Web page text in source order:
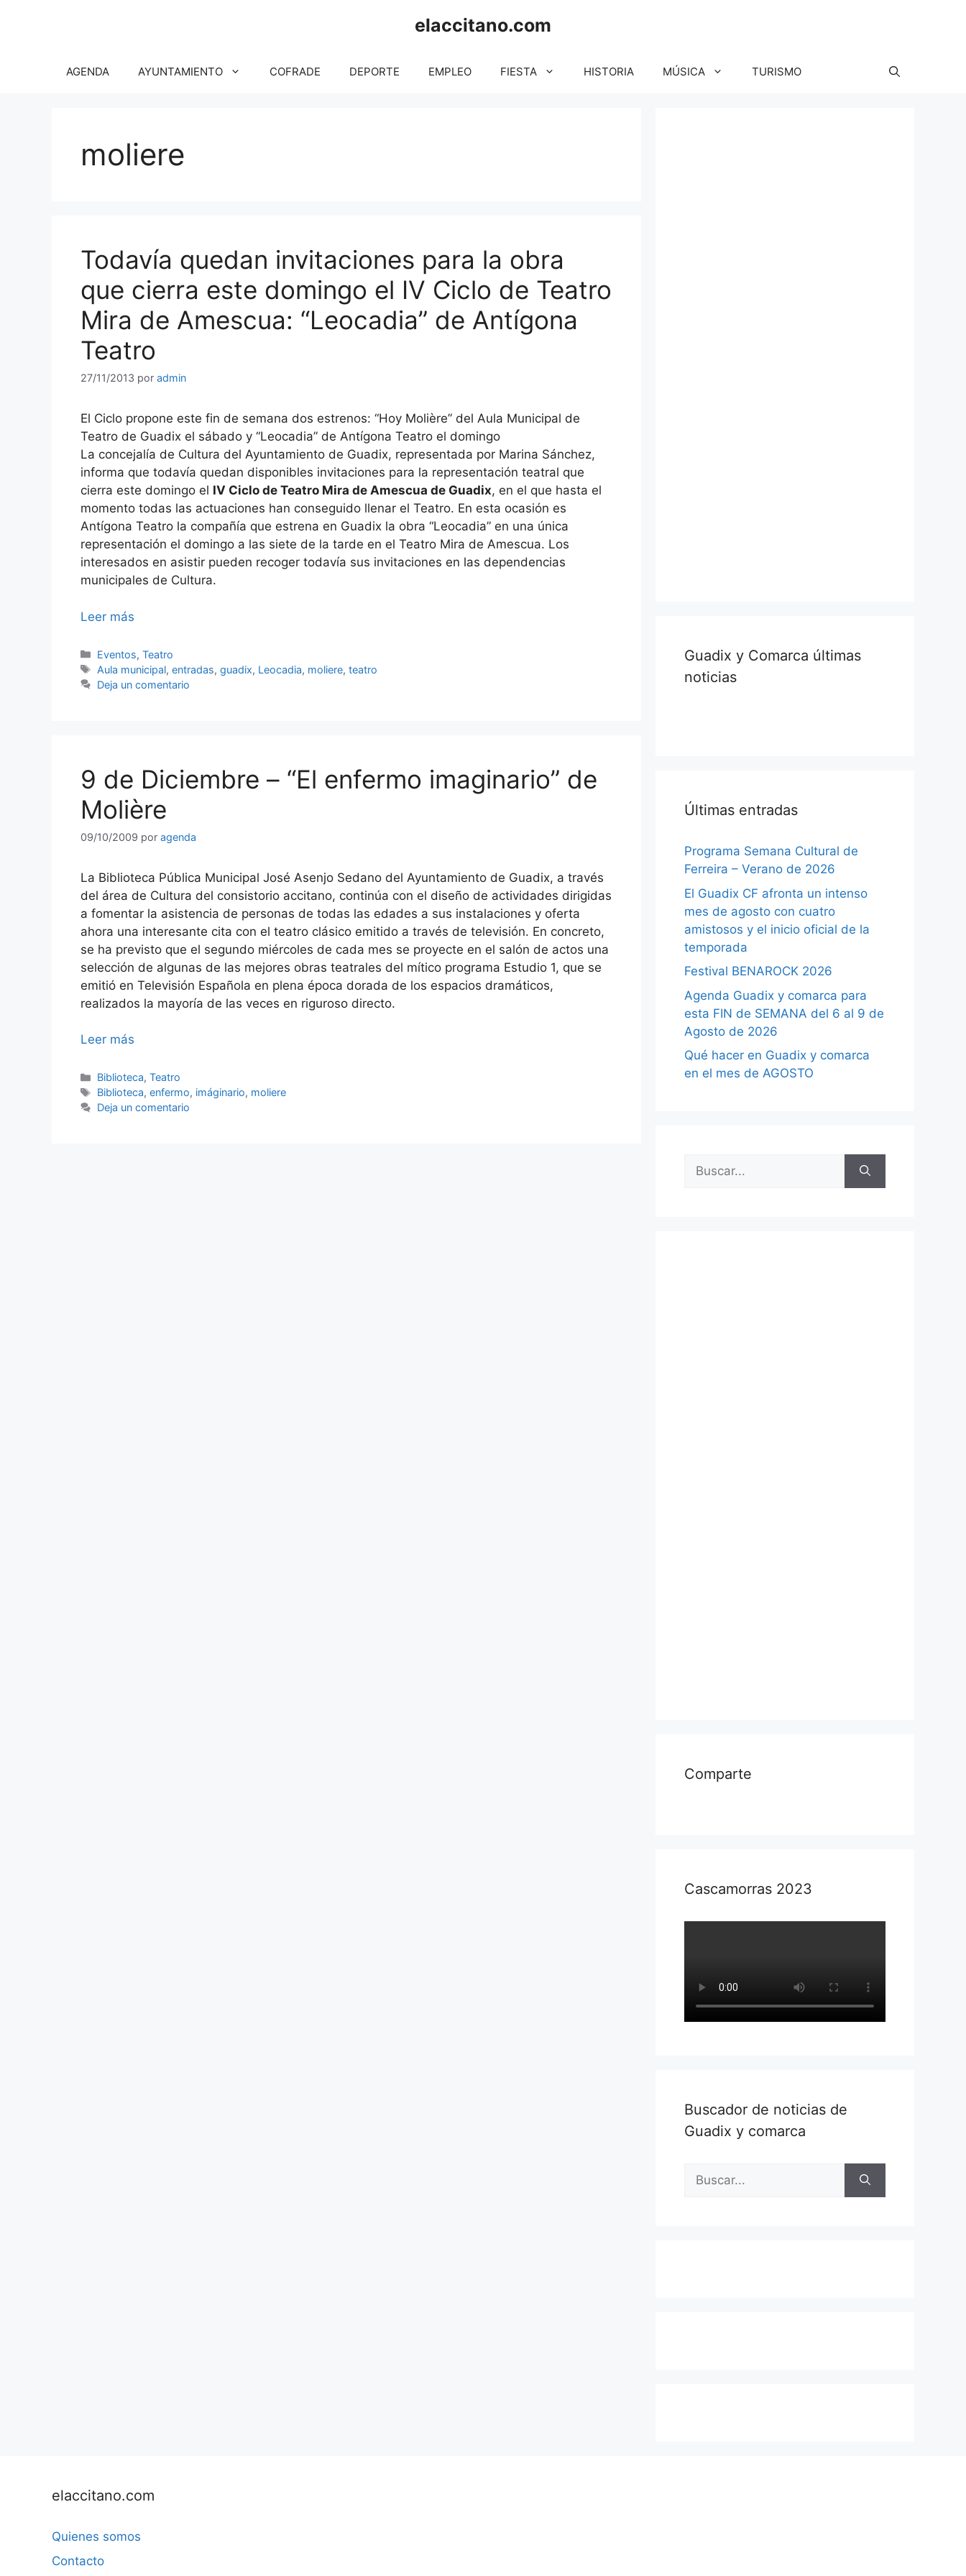
elaccitano.com
AGENDA AYUNTAMIENTO COFRADE DEPORTE EMPLEO FIESTA HISTORIA MÚSICA TURISMO
moliere
Todavía quedan invitaciones para la obra
que cierra este domingo el IV Ciclo de Teatro
Mira de Amescua: “Leocadia” de Antígona
Teatro
27/11/2013 por admin
El Ciclo propone este fin de semana dos estrenos: “Hoy Molière” del Aula Municipal de
Teatro de Guadix el sábado y “Leocadia” de Antígona Teatro el domingo
La concejalía de Cultura del Ayuntamiento de Guadix, representada por Marina Sánchez,
informa que todavía quedan disponibles invitaciones para la representación teatral que
cierra este domingo el IV Ciclo de Teatro Mira de Amescua de Guadix, en el que hasta el
momento todas las actuaciones han conseguido llenar el Teatro. En esta ocasión es
Antígona Teatro la compañía que estrena en Guadix la obra “Leocadia” en una única
representación el domingo a las siete de la tarde en el Teatro Mira de Amescua. Los
interesados en asistir pueden recoger todavía sus invitaciones en las dependencias
municipales de Cultura.
Leer más
Categorías
Eventos,Teatro
Etiquetas
Aula municipal,entradas,guadix, Leocadia, moliere,teatro
Deja un comentario
9 de Diciembre – “El enfermo imaginario” de
Molière
09/10/2009 por agenda
La Biblioteca Pública Municipal José Asenjo Sedano del Ayuntamiento de Guadix, a través
del área de Cultura del consistorio accitano, continúa con el diseño de actividades dirigidas
a fomentar la asistencia de personas de todas las edades a sus instalaciones y oferta
ahora una interesante cita con el teatro clásico emitido a través de televisión. En concreto,
se ha previsto que el segundo miércoles de cada mes se proyecte en el salón de actos una
selección de algunas de las mejores obras teatrales del mítico programa Estudio 1, que se
emitió en Televisión Española en plena época dorada de los espacios dramáticos,
realizados la mayoría de las veces en riguroso directo.
Leer más
Categorías
Biblioteca,Teatro
Etiquetas
Biblioteca,enfermo, imáginario, moliere
Deja un comentario
Guadix y Comarca últimas
noticias
Últimas entradas
Programa Semana Cultural de
Ferreira – Verano de 2026
El Guadix CF afronta un intenso
mes de agosto con cuatro
amistosos y el inicio oficial de la
temporada
Festival BENAROCK 2026
Agenda Guadix y comarca para
esta FIN de SEMANA del 6 al 9 de
Agosto de 2026
Qué hacer en Guadix y comarca
en el mes de AGOSTO
Buscar:
Comparte
Cascamorras 2023
Buscador de noticias de
Guadix y comarca
Buscar:
elaccitano.com
Quienes somos
Contacto